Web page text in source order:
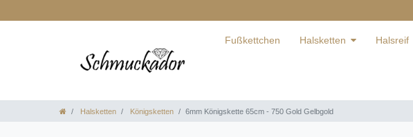
Fußkettchen Halsketten Halsreif
Halsketten Königsketten 6mm Königskette 65cm - 750 Gold Gelbgold